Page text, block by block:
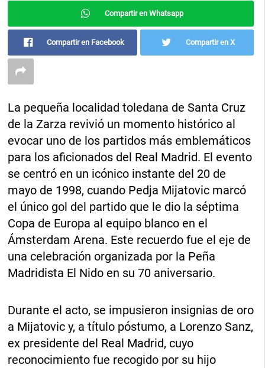
Compartir en Whatsapp
Compartir en Facebook Compartir en X
La pequeña localidad toledana de Santa Cruz
de la Zarza revivió un momento histórico al
evocar uno de los partidos más emblemáticos
para los aficionados del Real Madrid. El evento
se centró en un icónico instante del 20 de
mayo de 1998, cuando Pedja Mijatovic marcó
el único gol del partido que le dio la séptima
Copa de Europa al equipo blanco en el
Ámsterdam Arena. Este recuerdo fue el eje de
una celebración organizada por la Peña
Madridista El Nido en su 70 aniversario.
Durante el acto, se impusieron insignias de oro
a Mijatovic y, a título póstumo, a Lorenzo Sanz,
ex presidente del Real Madrid, cuyo
reconocimiento fue recogido por su hijo